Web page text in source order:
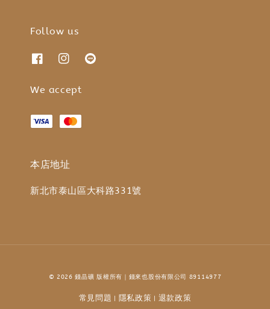
Follow us
We accept
本店地址
新北市泰山區大科路331號
© 2026 錢晶礦 版權所有｜錢來也股份有限公司 89114977
常見問題 隱私政策 退款政策